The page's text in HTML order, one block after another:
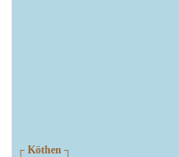
┌ Köthen ┐